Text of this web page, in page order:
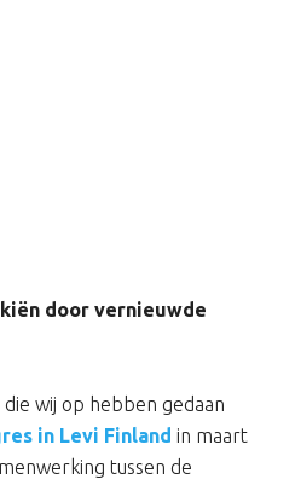
door vernieuwde
wij op hebben gedaan
in Levi Finland in maart
tussen de